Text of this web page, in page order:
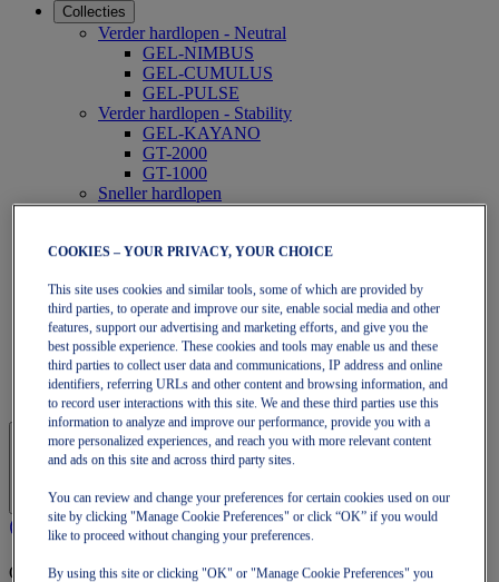
Collecties
Verder hardlopen - Neutral
GEL-NIMBUS
GEL-CUMULUS
GEL-PULSE
Verder hardlopen - Stability
GEL-KAYANO
GT-2000
GT-1000
Sneller hardlopen
NOVABLAST
NOOSA
GEL-VENTURE
GEL-TRABUCO
GEL-SONOMA
SportStyle
GEL-QUANTUM
JAPAN S
OneASICS-lidmaatschap
COOKIES – YOUR PRIVACY, YOUR CHOICE
This site uses cookies and similar tools, some of which are provided by
third parties, to operate and improve our site, enable social media and other
features, support our advertising and marketing efforts, and give you the
best possible experience. These cookies and tools may enable us and these
third parties to collect user data and communications, IP address and online
identifiers, referring URLs and other content and browsing information, and
to record user interactions with this site. We and these third parties use this
information to analyze and improve our performance, provide you with a
more personalized experiences, and reach you with more relevant content
and ads on this site and across third party sites.
You can review and change your preferences for certain cookies used on our
site by clicking "Manage Cookie Preferences" or click “OK” if you would
like to proceed without changing your preferences.
By using this site or clicking "OK" or "Manage Cookie Preferences" you